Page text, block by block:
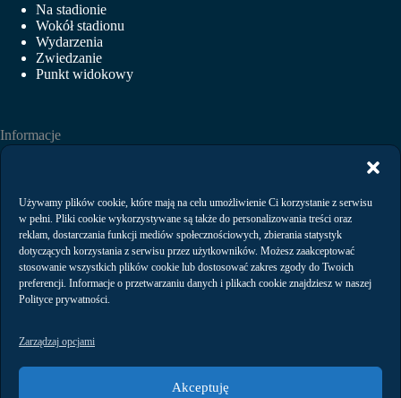
Używamy plików cookie, które mają na celu umożliwienie Ci korzystanie z serwisu
w pełni. Pliki cookie wykorzystywane są także do personalizowania treści oraz
reklam, dostarczania funkcji mediów społecznościowych, zbierania statystyk
dotyczących korzystania z serwisu przez użytkowników. Możesz zaakceptować
stosowanie wszystkich plików cookie lub dostosować zakres zgody do Twoich
preferencji. Informacje o przetwarzaniu danych i plikach cookie znajdziesz w naszej
Polityce prywatności.
Zarządzaj opcjami
Akceptuję
Na stadionie
Wokół stadionu
Wydarzenia
Zwiedzanie
Punkt widokowy
Informacje
Wynajem
Regulaminy
Polityka prywatności
Kontakt